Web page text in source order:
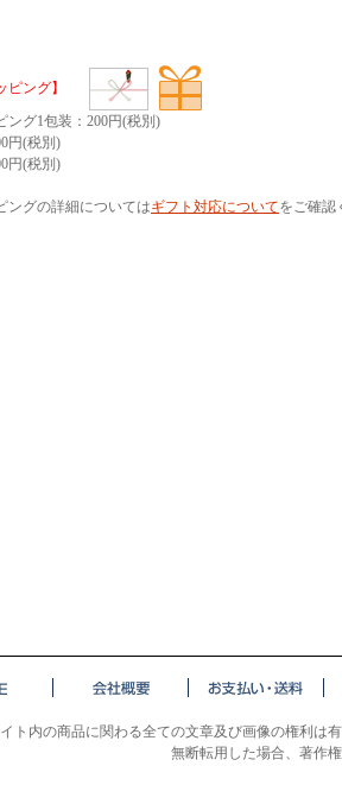
ピング】
ング1包装：200円(税別)
円(税別)
円(税別)
ングの詳細についてはギフト対応についてをご確認
ト内の商品に関わる全ての文章及び画像の権利は
無断転用した場合、著作